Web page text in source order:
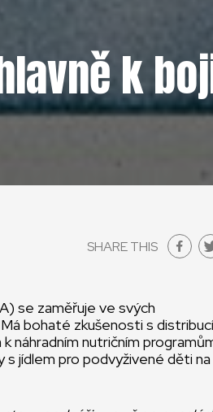
k
SHARE THIS
se zaměřuje ve svých
bohaté zkušenosti s distribucí
náhradním nutričním
jídlem pro podvyživené děti na